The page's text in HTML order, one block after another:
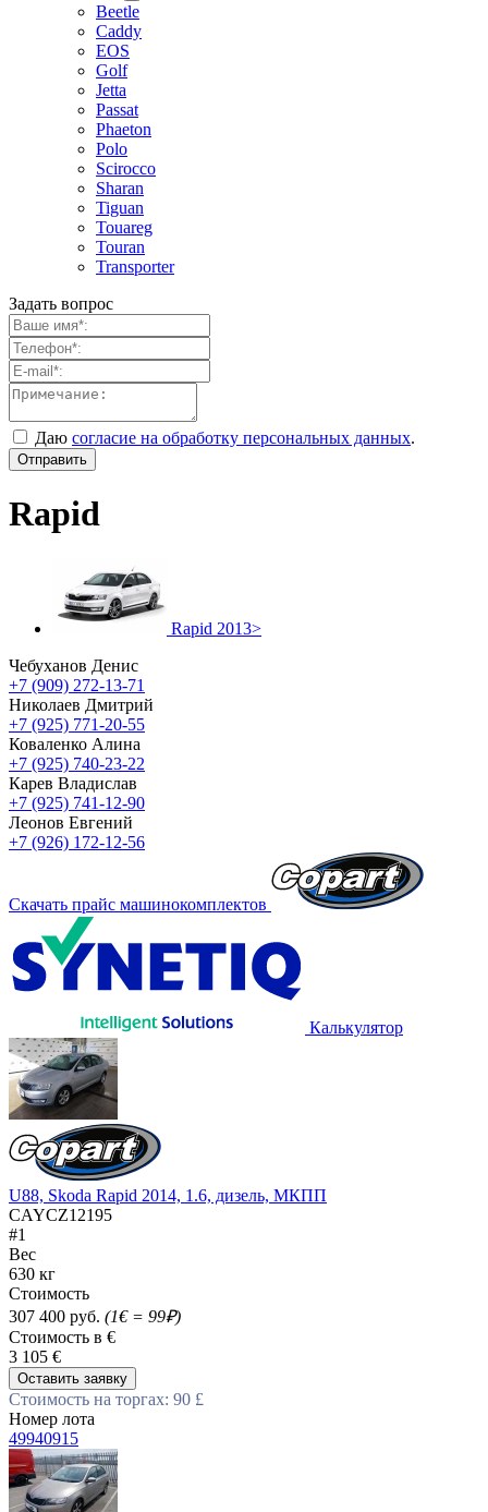
Beetle
Caddy
EOS
Golf
Jetta
Passat
Phaeton
Polo
Scirocco
Sharan
Tiguan
Touareg
Touran
Transporter
Задать вопрос
Даю согласие на обработку персональных данных.
Отправить
Rapid
Rapid 2013>
Чебуханов Денис
+7 (909) 272-13-71
Николаев Дмитрий
+7 (925) 771-20-55
Коваленко Алина
+7 (925) 740-23-22
Карев Владислав
+7 (925) 741-12-90
Леонов Евгений
+7 (926) 172-12-56
Скачать прайс машинокомплектов
Калькулятор
U88, Skoda Rapid 2014, 1.6, дизель, МКПП
CAYCZ12195
#1
Вес
630 кг
Стоимость
307 400 руб. (1€ = 99₽)
Стоимость в €
3 105 €
Оставить заявку
Стоимость на торгах: 90 £
Номер лота
49940915